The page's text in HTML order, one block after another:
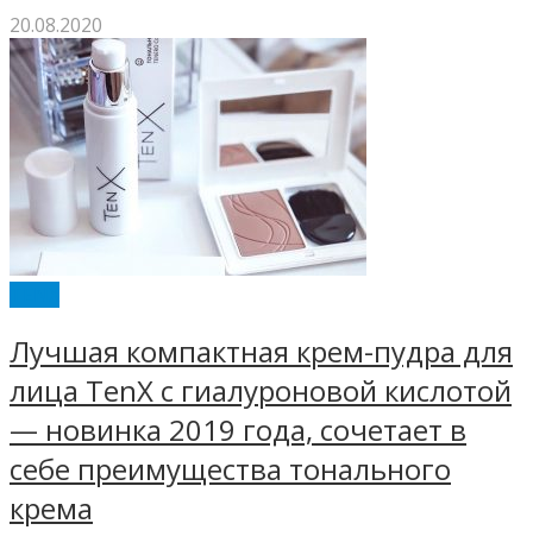
20.08.2020
Лучшая компактная крем-пудра для
лица TenX с гиалуроновой кислотой
— новинка 2019 года, сочетает в
себе преимущества тонального
крема